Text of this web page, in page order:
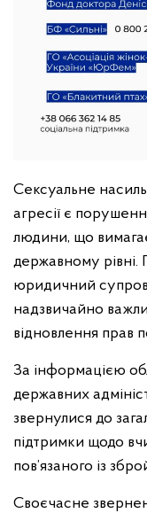
Сексуальне
агресії є
людини, що
державному рівні.
юридичний
надзвичайно
відновлення прав
За інформацією
державних
звернулися до
підтримки щодо
пов’язаного із
Своєчасне